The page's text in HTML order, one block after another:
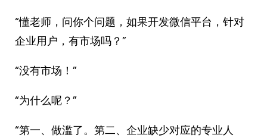
“懂老师，问你个问题，如果开发微信平台，针对
企业用户，有市场吗？”
“没有市场！”
“为什么呢？”
“第一、做滥了。第二、企业缺少对应的专业人